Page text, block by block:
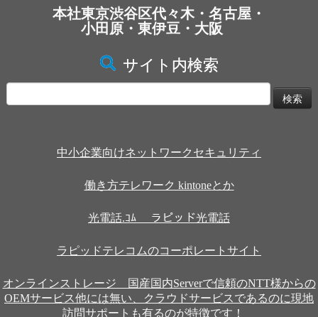
本社東京渋谷区代々木・名古屋・
小田原・東伊豆・大阪
サイト内検索
索:
中小企業向けネットワークセキュリティ
働き方テレワーク kintoneとか
光電話.ｺﾑ ラピッド光電話
ラピッドテレコムのコーポレートサイト
オンラインストレージ 国産国内Serverで信頼のNTT様からの
OEMサービス他には無い、クラウドサービスであるのに現地
訪問サポートも有るのが特徴です！